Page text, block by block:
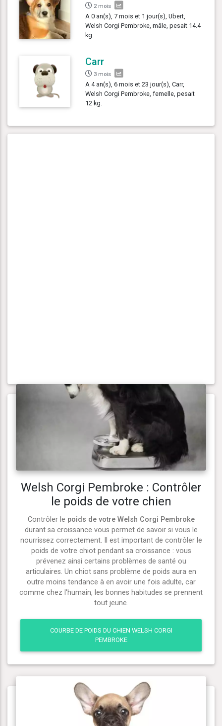
2 mois
A 0 an(s), 7 mois et 1 jour(s), Ubert,
Welsh Corgi Pembroke, mâle, pesait 14.4
kg.
Carr
3 mois
A 4 an(s), 6 mois et 23 jour(s), Carr,
Welsh Corgi Pembroke, femelle, pesait
12 kg.
Welsh Corgi Pembroke : Contrôler
le poids de votre chien
Contrôler le poids de votre Welsh Corgi Pembroke
durant sa croissance vous permet de savoir si vous le
nourrissez correctement. Il est important de contrôler le
poids de votre chiot pendant sa croissance : vous
prévenez ainsi certains problèmes de santé ou
articulaires. Un chiot sans problème de poids aura en
outre moins tendance à en avoir une fois adulte, car
comme chez l'humain, les bonnes habitudes se prennent
tout jeune.
COURBE DE POIDS DU CHIEN WELSH CORGI
PEMBROKE